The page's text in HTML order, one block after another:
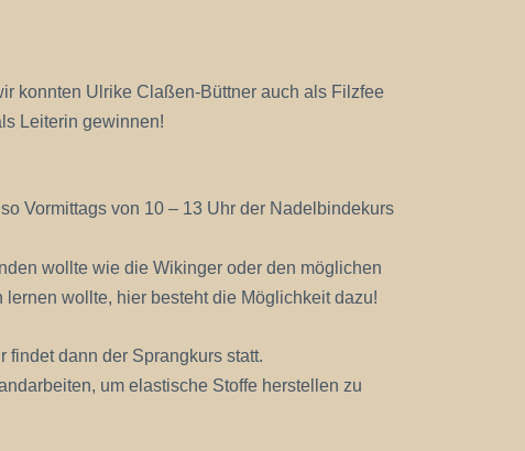
konnten Ulrike Claßen-Büttner auch als Filzfee
Leiterin gewinnen!
Vormittags von 10 – 13 Uhr der Nadelbindekurs
wollte wie die Wikinger oder den möglichen
wollte, hier besteht die Möglichkeit dazu!
findet dann der Sprangkurs statt.
um elastische Stoffe herstellen zu